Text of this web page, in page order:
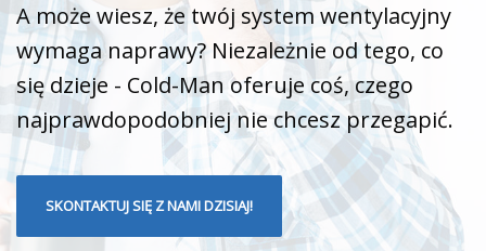
A może wiesz, że twój system wentylacyjny
wymaga naprawy? Niezależnie od tego, co
się dzieje - Cold-Man oferuje coś, czego
najprawdopodobniej nie chcesz przegapić.
SKONTAKTUJ SIĘ Z NAMI DZISIAJ!